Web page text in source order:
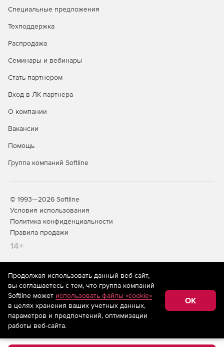
Специальные предложения
Техподдержка
Распродажа
Семинары и вебинары
Стать партнером
Вход в ЛК партнера
О компании
Вакансии
Помощь
Группа компаний Softline
© 1993—2026 Softline
Условия использования
Политика конфиденциальности
Правила продажи
14+
На информационном ресурсе store.softline.ru применяются
рекомендательные технологии(информационные технологии
предоставления информации на основе сбора,
систематизации и анализа сведений, относящихся к
предпочтениям пользователей сети «Интернет»,
находящихся на территории Российской Федерации)
Продолжая использовать данный веб-сайт,
вы соглашаетесь с тем, что группа компаний
Softline может использовать файлы «cookie»
в целях хранения ваших учетных данных,
параметров и предпочтений, оптимизации
работы веб-сайта.
OK